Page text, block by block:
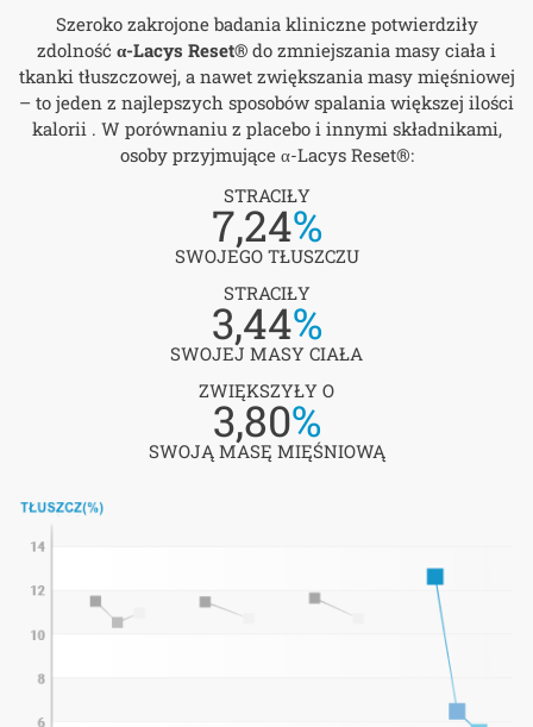
Szeroko zakrojone badania kliniczne potwierdziły
zdolność α-Lacys Reset® do zmniejszania masy ciała i
tkanki tłuszczowej, a nawet zwiększania masy mięśniowej
– to jeden z najlepszych sposobów spalania większej ilości
kalorii . W porównaniu z placebo i innymi składnikami,
osoby przyjmujące α-Lacys Reset®:
STRACIŁY
7,24%
SWOJEGO TŁUSZCZU
STRACIŁY
3,44%
SWOJEJ MASY CIAŁA
ZWIĘKSZYŁY O
3,80%
SWOJĄ MASĘ MIĘŚNIOWĄ